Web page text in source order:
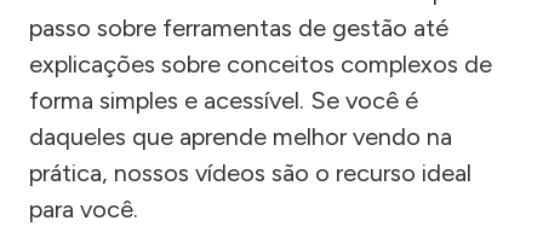
passo sobre ferramentas de gestão até
explicações sobre conceitos complexos de
forma simples e acessível. Se você é
daqueles que aprende melhor vendo na
prática, nossos vídeos são o recurso ideal
para você.